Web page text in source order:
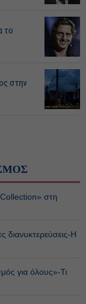
το
στην
στη
διανυκτερεύσεις-Η
για όλους»-Τι